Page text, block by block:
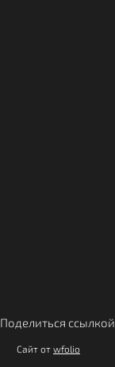
Поделиться ссылкой
Сайт от wfolio